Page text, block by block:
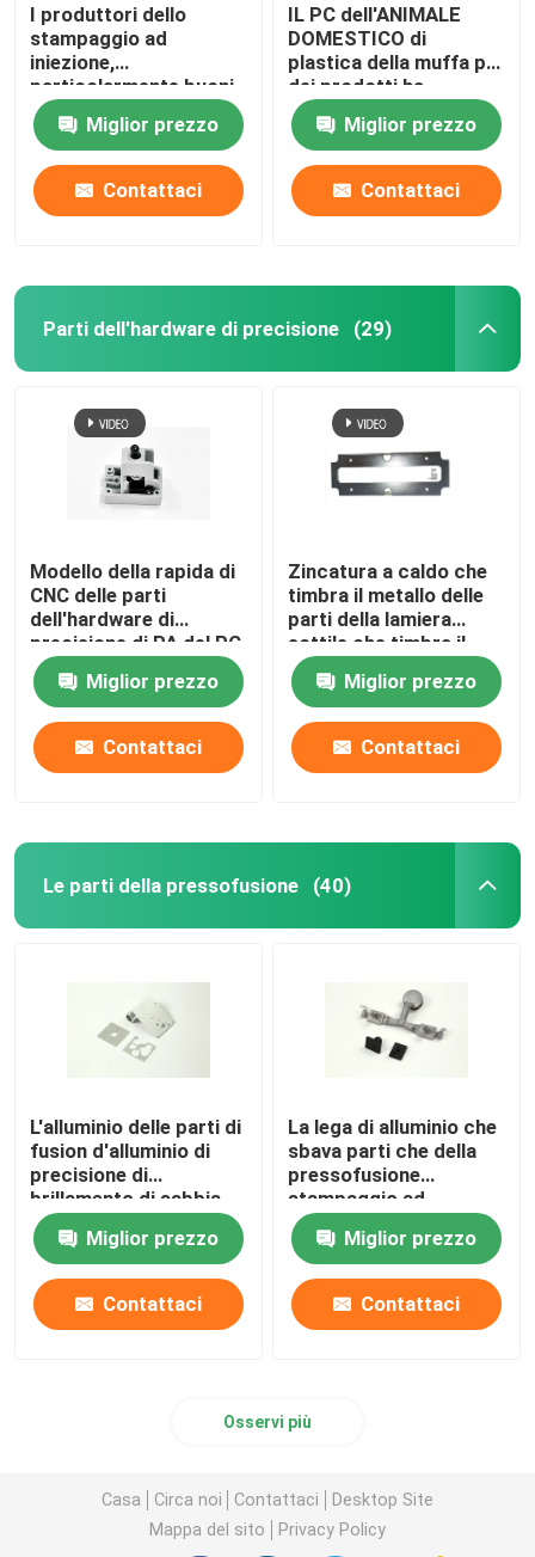
I produttori dello
stampaggio ad
iniezione,
particolarmente buoni
a plastica, la
pressofusione,
l'hardware,
progettazione di muffa
del silicone e
Miglior prezzo
Contattaci
IL PC dell'ANIMALE
DOMESTICO di
plastica della muffa pp
dei prodotti ha
personalizzato la
progettazione 3D per
usando quotidiano
Miglior prezzo
Contattaci
Parti dell'hardware di precisione (29)
Modello della rapida di
CNC delle parti
dell'hardware di
precisione di PA del PC
PMMA dell'ABS
Miglior prezzo
Contattaci
Zincatura a caldo che
timbra il metallo delle
parti della lamiera
sottile che timbra il
ODM dell'OEM del
sostegnoMiglior prezzo
Contattaci
Le parti della pressofusione (40)
L'alluminio delle parti di
fusion d'alluminio di
precisione di
brillamento di sabbia
lucidatura di struttura
della pressofusione
Miglior prezzo
Contattaci
La lega di alluminio che
sbava parti che della
pressofusione
stampaggio ad
iniezione le parti
Miglior prezzo
Contattaci
Osservi più
Casa Circa noi Contattaci
Desktop Site
Mappa del sito
Privacy Policy